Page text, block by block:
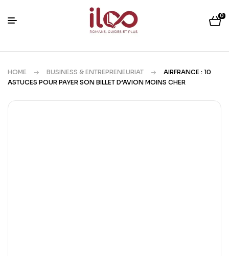
0
HOME BUSINESS & ENTREPRENEURIAT
AIRFRANCE : 10
ASTUCES POUR PAYER SON BILLET D’AVION MOINS CHER